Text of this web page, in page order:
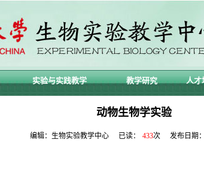
实验与实践教学 教学研究 人才
动物生物学实验
编辑：生物实验教学中心 已读： 433次 发布日期：